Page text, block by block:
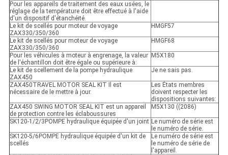
Pour les appareils de traitement des eaux usées, le
réglage de la température doit être effectué à l'aide
d'un dispositif d'étanchéité.
Le kit de scellés pour moteur de voyage
ZAX330/350/360
HMGF57
Le kit de scellés pour moteur de voyage
ZAX330/350/360
HMGF68
Pour les véhicules à moteur à engrenage, la valeur
de l'échantillon doit être égale ou supérieure à:
M5X180
Le kit de scellement de la pompe hydraulique
ZAX450
Je ne sais pas.
ZAX450TRAVEL MOTOR SEAL KIT Il est
nécessaire de le mettre à jour.
Les États membres
doivent respecter les
dispositions suivantes:
ZAX450 SWING MOTOR SEAL KIT est un appareil
de protection contre les éclaboussures
M5X130 ((2086)
SK120-1/2/3POMPE hydraulique équipée d'un joint Le numéro de série est
le numéro de série.
SK120-5/6POMPE hydraulique équipée d'un kit de
scellés
Le numéro de série est
le numéro de série de
l'appareil.